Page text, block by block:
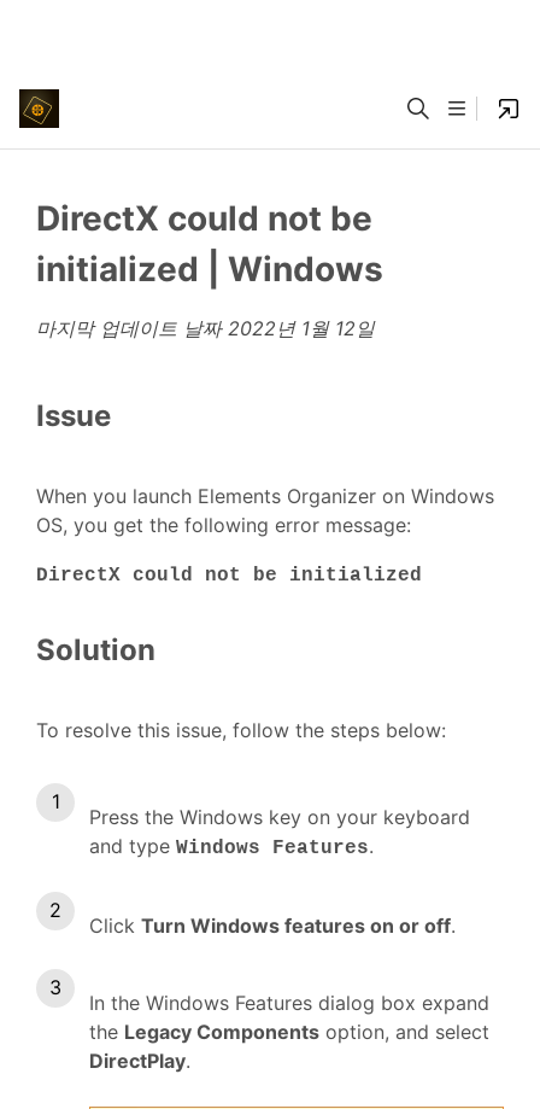
DirectX could not be
initialized | Windows
마지막 업데이트 날짜 2022년 1월 12일
Issue
When you launch Elements Organizer on Windows
OS, you get the following error message:
DirectX could not be initialized
Solution
To resolve this issue, follow the steps below:
Press the Windows key on your keyboard
and type Windows Features.
Click Turn Windows features on or off.
In the Windows Features dialog box expand
the Legacy Components option, and select
DirectPlay.